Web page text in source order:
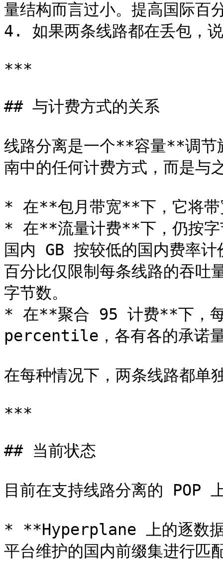
量结构而言过小。提高国际百
4. 如果两条线路都在丢包，
***
## 与计费方式的关系
线路分离是一个**容量**调节
南中的任何计费方式，而是与
* 在**包月带宽**下，它将带
* 在**流量计费**下，仍按字
国内 GB 按较低的国内费率
百分比仅限制每条线路的吞吐
字节数。
* 在**聚合 95 计费**下，
percentile，各有各的承诺
在每种情况下，两条线路都单
***
## 当前状态
目前在支持线路分离的 POP
* **Hyperplane 上的逐数据
平台维护的国内前缀集进行匹